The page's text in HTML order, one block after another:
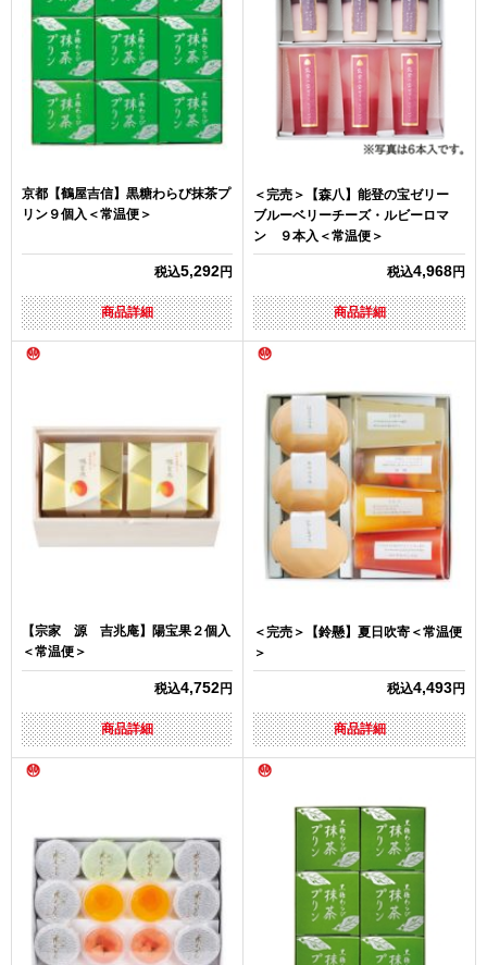
京都【鶴屋吉信】黒糖わらび抹茶プ
リン９個入＜常温便＞
税込5,292円
商品詳細
＜完売＞【森八】能登の宝ゼリー
ブルーベリーチーズ・ルビーロマ
ン ９本入＜常温便＞
税込4,968円
商品詳細
【宗家 源 吉兆庵】陽宝果２個入
＜常温便＞
税込4,752円
商品詳細
＜完売＞【鈴懸】夏日吹寄＜常温便
＞
税込4,493円
商品詳細